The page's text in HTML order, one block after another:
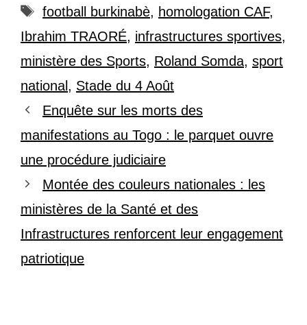
Étiquettes
football burkinabè, homologation CAF,
Ibrahim TRAORÉ, infrastructures sportives,
ministère des Sports, Roland Somda, sport
national , Stade du 4 Août
Enquête sur les morts des
manifestations au Togo : le parquet ouvre
une procédure judiciaire
Montée des couleurs nationales : les
ministères de la Santé et des
Infrastructures renforcent leur engagement
patriotique